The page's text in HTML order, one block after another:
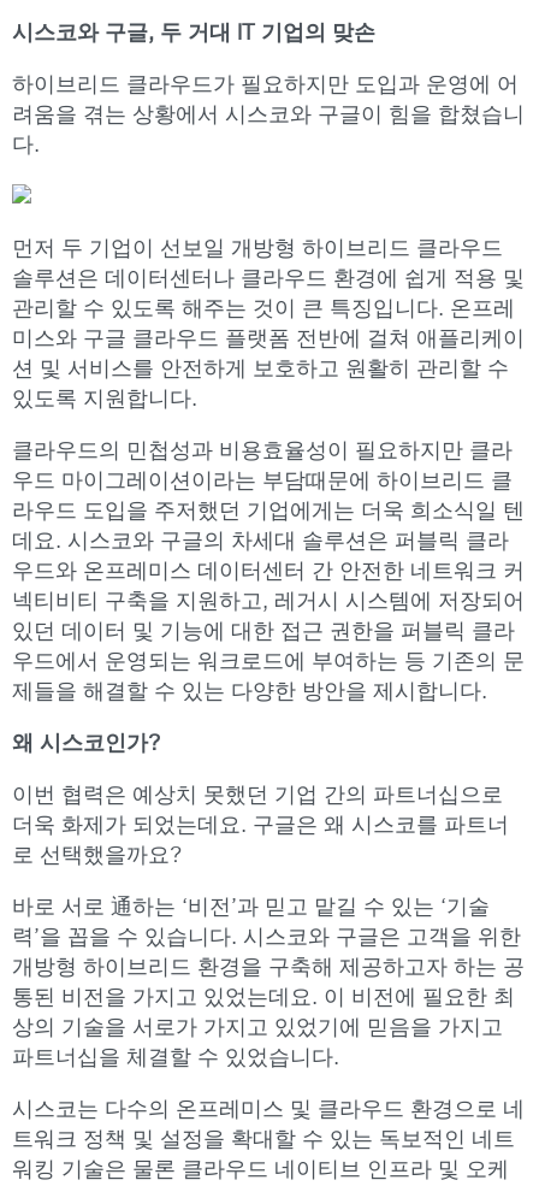
시스코와 구글, 두 거대 IT 기업의 맞손
하이브리드 클라우드가 필요하지만 도입과 운영에 어
려움을 겪는 상황에서 시스코와 구글이 힘을 합쳤습니
다.
먼저 두 기업이 선보일 개방형 하이브리드 클라우드
솔루션은 데이터센터나 클라우드 환경에 쉽게 적용 및
관리할 수 있도록 해주는 것이 큰 특징입니다. 온프레
미스와 구글 클라우드 플랫폼 전반에 걸쳐 애플리케이
션 및 서비스를 안전하게 보호하고 원활히 관리할 수
있도록 지원합니다.
클라우드의 민첩성과 비용효율성이 필요하지만 클라
우드 마이그레이션이라는 부담때문에 하이브리드 클
라우드 도입을 주저했던 기업에게는 더욱 희소식일 텐
데요. 시스코와 구글의 차세대 솔루션은 퍼블릭 클라
우드와 온프레미스 데이터센터 간 안전한 네트워크 커
넥티비티 구축을 지원하고, 레거시 시스템에 저장되어
있던 데이터 및 기능에 대한 접근 권한을 퍼블릭 클라
우드에서 운영되는 워크로드에 부여하는 등 기존의 문
제들을 해결할 수 있는 다양한 방안을 제시합니다.
왜 시스코인가?
이번 협력은 예상치 못했던 기업 간의 파트너십으로
더욱 화제가 되었는데요. 구글은 왜 시스코를 파트너
로 선택했을까요?
바로 서로 通하는 ‘비전’과 믿고 맡길 수 있는 ‘기술
력’을 꼽을 수 있습니다. 시스코와 구글은 고객을 위한
개방형 하이브리드 환경을 구축해 제공하고자 하는 공
통된 비전을 가지고 있었는데요. 이 비전에 필요한 최
상의 기술을 서로가 가지고 있었기에 믿음을 가지고
파트너십을 체결할 수 있었습니다.
시스코는 다수의 온프레미스 및 클라우드 환경으로 네
트워크 정책 및 설정을 확대할 수 있는 독보적인 네트
워킹 기술은 물론 클라우드 네이티브 인프라 및 오케